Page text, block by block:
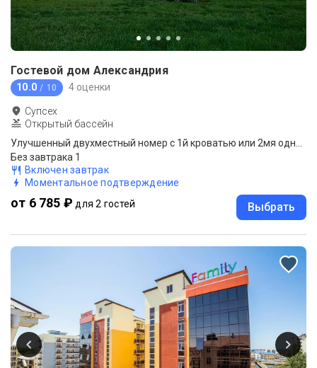
Гостевой дом Александрия
10.0 / 10 4 оценки
Супсех
Открытый бассейн
Без завтрака 1
Включен завтрак
Моментальное подтверждение
от 6 785 ₽ для 2 гостей Выбрать